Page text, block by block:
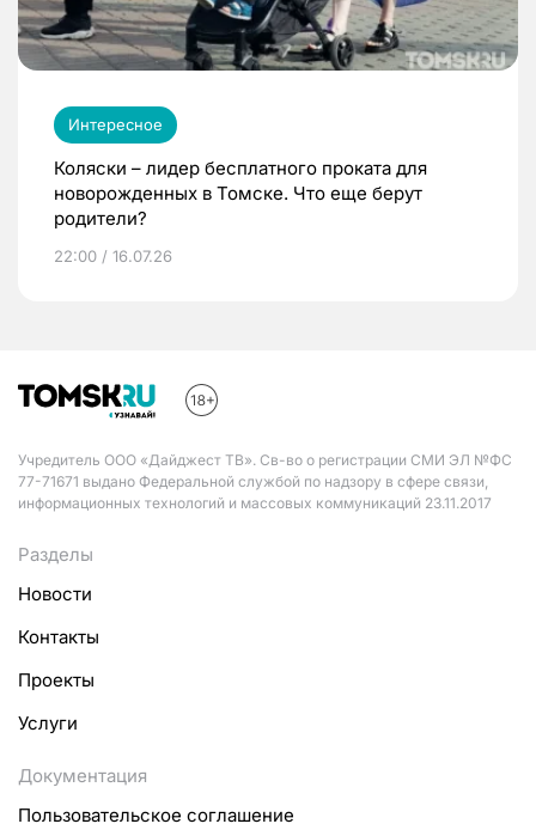
Интересное
Коляски – лидер бесплатного проката для
новорожденных в Томске. Что еще берут
родители?
22:00 / 16.07.26
Учредитель ООО «Дайджест ТВ». Св-во о регистрации СМИ ЭЛ №ФС
77-71671 выдано Федеральной службой по надзору в сфере связи,
информационных технологий и массовых коммуникаций 23.11.2017
Разделы
Новости
Контакты
Проекты
Услуги
Документация
Пользовательское соглашение